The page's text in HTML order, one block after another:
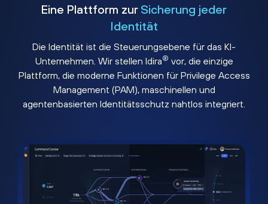
Eine Plattform zur Sicherung jeder
Identität
Die Identität ist die Steuerungsebene für das KI-
Unternehmen. Wir stellen Idira® vor, die einzige
Plattform, die moderne Funktionen für Privilege Access
Management (PAM), maschinellen und
agentenbasierten Identitätsschutz nahtlos integriert.